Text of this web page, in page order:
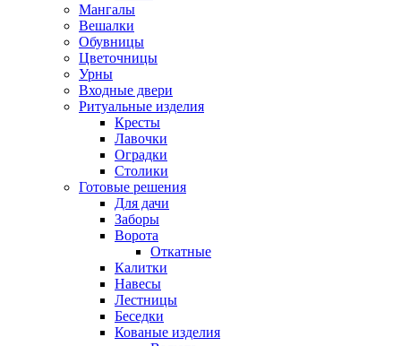
Мангалы
Вешалки
Обувницы
Цветочницы
Урны
Входные двери
Ритуальные изделия
Кресты
Лавочки
Оградки
Столики
Готовые решения
Для дачи
Заборы
Ворота
Откатные
Калитки
Навесы
Лестницы
Беседки
Кованые изделия